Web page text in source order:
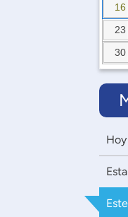
16
23
30
Hoy